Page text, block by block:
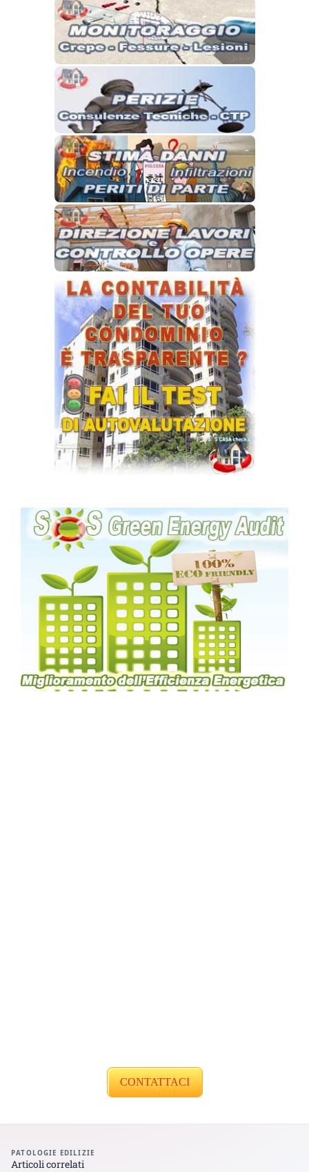
CONTATTACI
PATOLOGIE EDILIZIE
Articoli correlati